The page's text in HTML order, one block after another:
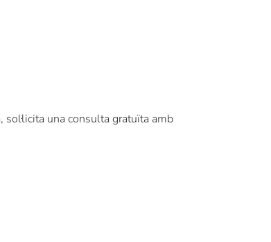
una consulta gratuïta amb